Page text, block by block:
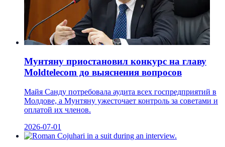
Мунтяну приостановил конкурс на главу
Moldtelecom до выяснения вопросов
Майя Санду потребовала аудита всех госпредприятий в
Молдове, а Мунтяну ужесточает контроль за советами и
оплатой их членов.
2026-07-01